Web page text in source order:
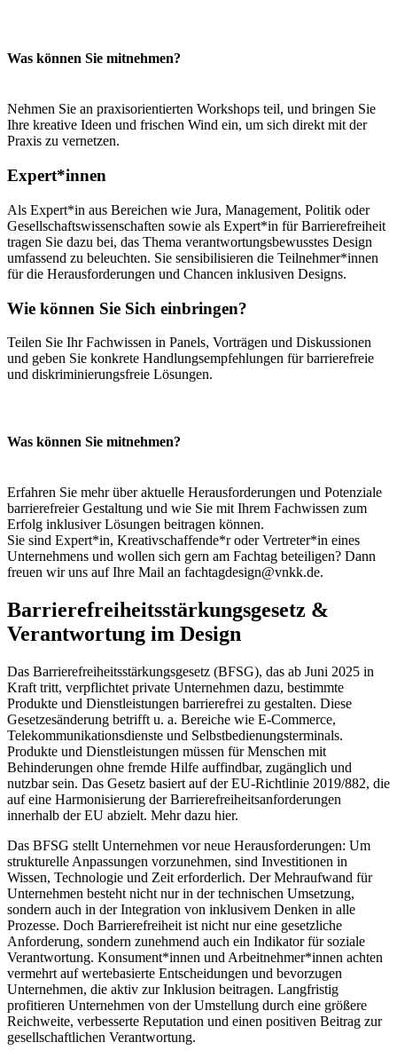
Was können Sie mitnehmen?
Nehmen Sie an praxisorientierten Workshops teil, und bringen Sie
Ihre kreative Ideen und frischen Wind ein, um sich direkt mit der
Praxis zu vernetzen.
Expert*innen
Als Expert*in aus Bereichen wie Jura, Management, Politik oder
Gesellschaftswissenschaften sowie als Expert*in für Barrierefreiheit
tragen Sie dazu bei, das Thema verantwortungsbewusstes Design
umfassend zu beleuchten. Sie sensibilisieren die Teilnehmer*innen
für die Herausforderungen und Chancen inklusiven Designs.
Wie können Sie Sich einbringen?
Teilen Sie Ihr Fachwissen in Panels, Vorträgen und Diskussionen
und geben Sie konkrete Handlungsempfehlungen für barrierefreie
und diskriminierungsfreie Lösungen.
Was können Sie mitnehmen?
Erfahren Sie mehr über aktuelle Herausforderungen und Potenziale
barrierefreier Gestaltung und wie Sie mit Ihrem Fachwissen zum
Erfolg inklusiver Lösungen beitragen können​.
Sie sind Expert*in, Kreativschaffende*r oder Vertreter*in eines
Unternehmens und wollen sich gern am Fachtag beteiligen? Dann
freuen wir uns auf Ihre Mail an fachtagdesign@vnkk.de.
Barrierefreiheits­stärkungsgesetz &
Verantwortung im Design
Das Barrierefreiheitsstärkungsgesetz (BFSG), das ab Juni 2025 in
Kraft tritt, verpflichtet private Unternehmen dazu, bestimmte
Produkte und Dienstleistungen barrierefrei zu gestalten. Diese
Gesetzesänderung betrifft u. a. Bereiche wie E-Commerce,
Telekommunikationsdienste und Selbstbedienungsterminals.
Produkte und Dienstleistungen müssen für Menschen mit
Behinderungen ohne fremde Hilfe auffindbar, zugänglich und
nutzbar sein. Das Gesetz basiert auf der EU-Richtlinie 2019/882, die
auf eine Harmonisierung der Barrierefreiheitsanforderungen
innerhalb der EU abzielt​. Mehr dazu hier.
Das BFSG stellt Unternehmen vor neue Herausforderungen: Um
strukturelle Anpassungen vorzunehmen, sind Investitionen in
Wissen, Technologie und Zeit erforderlich. Der Mehraufwand für
Unternehmen besteht nicht nur in der technischen Umsetzung,
sondern auch in der Integration von inklusivem Denken in alle
Prozesse. Doch Barrierefreiheit ist nicht nur eine gesetzliche
Anforderung, sondern zunehmend auch ein Indikator für soziale
Verantwortung. Konsument*innen und Arbeitnehmer*innen achten
vermehrt auf wertebasierte Entscheidungen und bevorzugen
Unternehmen, die aktiv zur Inklusion beitragen. Langfristig
profitieren Unternehmen von der Umstellung durch eine größere
Reichweite, verbesserte Reputation und einen positiven Beitrag zur
gesellschaftlichen Verantwortung.